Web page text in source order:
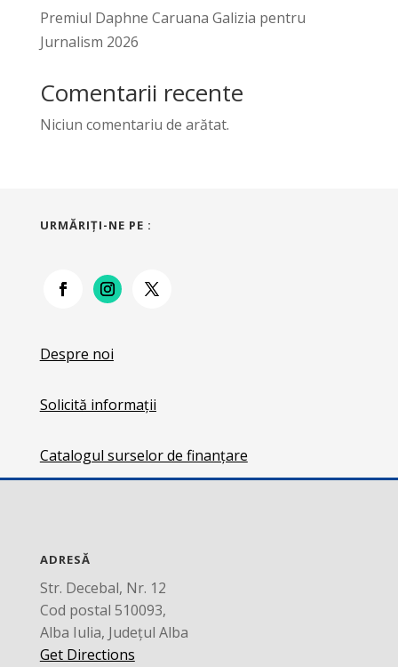
Premiul Daphne Caruana Galizia pentru
Jurnalism 2026
Comentarii recente
Niciun comentariu de arătat.
URMĂRIŢI-NE PE :
Despre noi
Solicită informații
Catalogul surselor de finanțare
ADRESĂ
Str. Decebal, Nr. 12
Cod postal 510093,
Alba Iulia, Județul Alba
Get Directions